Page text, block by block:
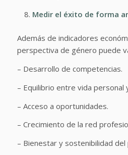
Medir el éxito de forma
Además de indicadores
perspectiva de género puede
– Desarrollo de competencias.
– Equilibrio entre vida personal
– Acceso a oportunidades.
– Crecimiento de la red
– Bienestar y sostenibilidad